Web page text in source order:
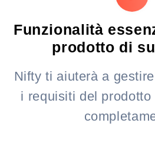
Funzionalità
prodotto di
Nifty ti aiuterà a
i requisiti del